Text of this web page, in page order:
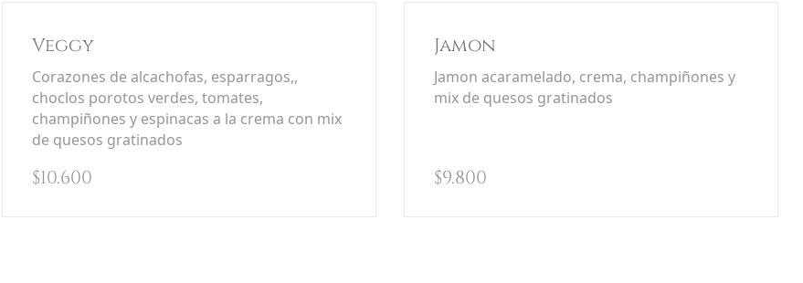
Veggy
Corazones de alcachofas, esparragos,,
choclos porotos verdes, tomates,
champiñones y espinacas a la crema con mix
de quesos gratinados
$10.600
Jamon
Jamon acaramelado, crema, champiñones y
mix de quesos gratinados
$9.800